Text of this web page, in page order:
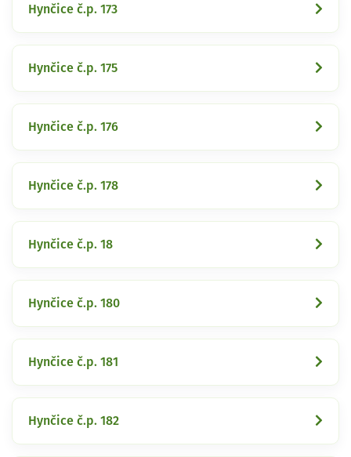
Hynčice č.p. 173
Hynčice č.p. 175
Hynčice č.p. 176
Hynčice č.p. 178
Hynčice č.p. 18
Hynčice č.p. 180
Hynčice č.p. 181
Hynčice č.p. 182